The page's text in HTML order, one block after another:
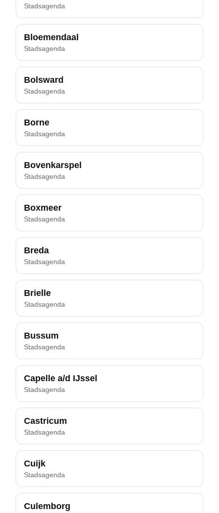
Stadsagenda
Bloemendaal
Stadsagenda
Bolsward
Stadsagenda
Borne
Stadsagenda
Bovenkarspel
Stadsagenda
Boxmeer
Stadsagenda
Breda
Stadsagenda
Brielle
Stadsagenda
Bussum
Stadsagenda
Capelle a/d IJssel
Stadsagenda
Castricum
Stadsagenda
Cuijk
Stadsagenda
Culemborg